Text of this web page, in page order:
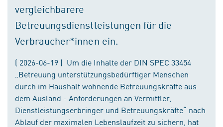
vergleichbarere
Betreuungsdienstleistungen für die
Verbraucher*innen ein.
( 2026-06-19 ) Um die Inhalte der DIN SPEC 33454
„Betreuung unterstützungsbedürftiger Menschen
durch im Haushalt wohnende Betreuungskräfte aus
dem Ausland - Anforderungen an Vermittler,
Dienstleistungserbringer und Betreuungskräfte“ nach
Ablauf der maximalen Lebenslaufzeit zu sichern, hat